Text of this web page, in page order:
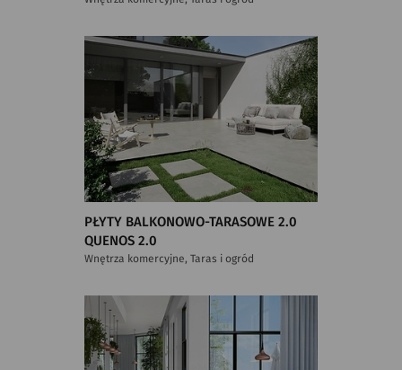
PŁYTY BALKONOWO-TARASOWE 2.0
QUENOS 2.0
Wnętrza komercyjne, Taras i ogród